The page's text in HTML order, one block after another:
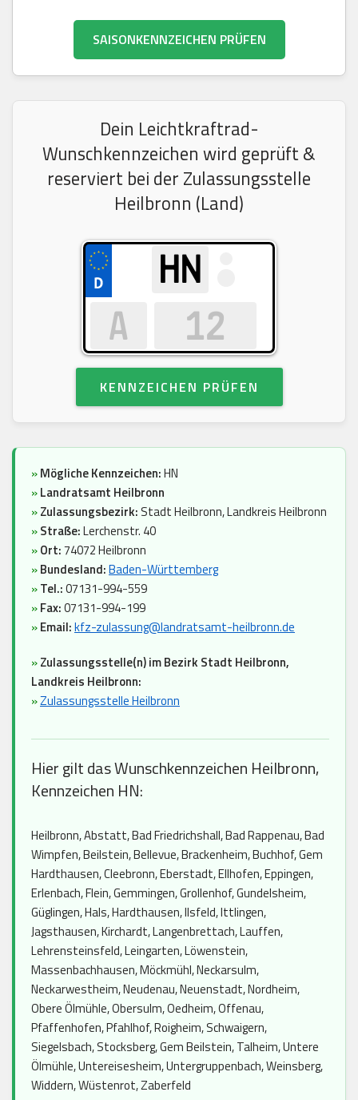
SAISONKENNZEICHEN PRÜFEN
Dein Leichtkraftrad-
Wunschkennzeichen wird geprüft &
reserviert bei der Zulassungsstelle
Heilbronn (Land)
KENNZEICHEN PRÜFEN
»Mögliche Kennzeichen:HN
»Landratsamt Heilbronn
»Zulassungsbezirk: Stadt Heilbronn, Landkreis Heilbronn
»Straße:Lerchenstr. 40
»Ort:74072 Heilbronn
»Bundesland:Baden-Württemberg
»Tel.:07131-994-559
»Fax:07131-994-199
»Email:kfz-zulassung@landratsamt-heilbronn.de
»Zulassungsstelle(n) im Bezirk Stadt Heilbronn,
Landkreis Heilbronn:
»Zulassungsstelle Heilbronn
Hier gilt das Wunschkennzeichen Heilbronn,
Kennzeichen HN:
Heilbronn, Abstatt, Bad Friedrichshall, Bad Rappenau, Bad
Wimpfen, Beilstein, Bellevue, Brackenheim, Buchhof, Gem
Hardthausen, Cleebronn, Eberstadt, Ellhofen, Eppingen,
Erlenbach, Flein, Gemmingen, Grollenhof, Gundelsheim,
Güglingen, Hals, Hardthausen, Ilsfeld, Ittlingen,
Jagsthausen, Kirchardt, Langenbrettach, Lauffen,
Lehrensteinsfeld, Leingarten, Löwenstein,
Massenbachhausen, Möckmühl, Neckarsulm,
Neckarwestheim, Neudenau, Neuenstadt, Nordheim,
Obere Ölmühle, Obersulm, Oedheim, Offenau,
Pfaffenhofen, Pfahlhof, Roigheim, Schwaigern,
Siegelsbach, Stocksberg, Gem Beilstein, Talheim, Untere
Ölmühle, Untereisesheim, Untergruppenbach, Weinsberg,
Widdern, Wüstenrot, Zaberfeld